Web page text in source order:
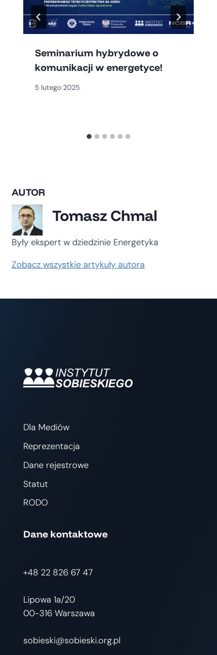
Seminarium hybrydowe o
komunikacji w energetyce!
5 lutego 2025
AUTOR
Tomasz Chmal
Były ekspert w dziedzinie Energetyka
Zobacz wszystkie artykuły autora
Dla Mediów
Reprezentacja
Dane rejestrowe
Statut
RODO
Dane kontaktowe
+48 22 826 67 47
Lipowa 1a/20
00-316 Warszawa
sobieski@sobieski.org.pl